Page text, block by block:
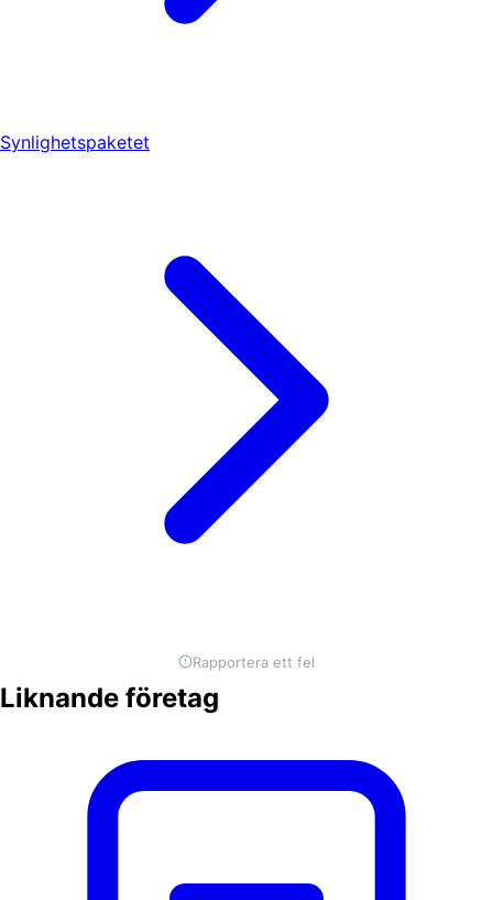
Synlighetspaketet
Rapportera ett fel
Liknande företag